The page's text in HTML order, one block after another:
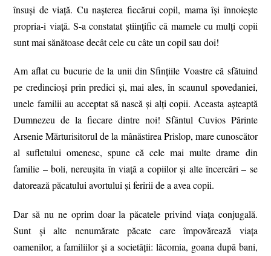
însuși de viață. Cu nașterea fiecărui copil, mama își înnoiește
propria-i viață. S-a constatat științific că mamele cu mulți copii
sunt mai sănătoase decât cele cu câte un copil sau doi!
Am aflat cu bucurie de la unii din Sfințiile Voastre că sfătuind
pe credincioși prin predici și, mai ales, în scaunul spovedaniei,
unele familii au acceptat să nască și alți copii. Aceasta așteaptă
Dumnezeu de la fiecare dintre noi! Sfântul Cuvios Părinte
Arsenie Mărturisitorul de la mânăstirea Prislop, mare cunoscător
al sufletului omenesc, spune că cele mai multe drame din
familie – boli, nereușita în viață a copiilor și alte încercări – se
datorează păcatului avortului și feririi de a avea copii.
Dar să nu ne oprim doar la păcatele privind viața conjugală.
Sunt și alte nenumărate păcate care împovărează viața
oamenilor, a familiilor și a societății: lăcomia, goana după bani,